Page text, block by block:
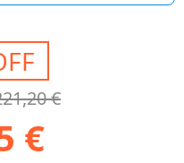
€
€